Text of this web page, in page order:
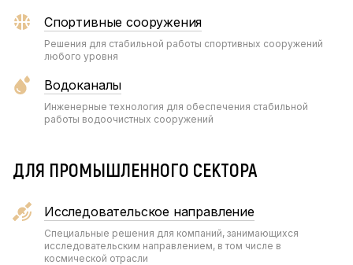
Спортивные сооружения
Решения для стабильной работы спортивных сооружений
любого уровня
Водоканалы
Инженерные технология для обеспечения стабильной
работы водоочистных сооружений
ДЛЯ ПРОМЫШЛЕННОГО СЕКТОРА
Исследовательское направление
Специальные решения для компаний, занимающихся
исследовательским направлением, в том числе в
космической отрасли